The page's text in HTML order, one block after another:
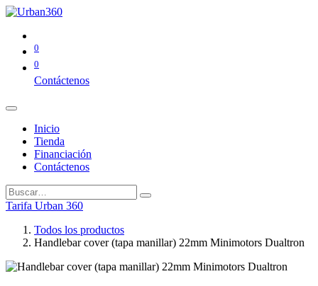
0
0
Contáctenos
Inicio
Tienda
Financiación
Contáctenos
Tarifa Urban 360
Todos los productos
Handlebar cover (tapa manillar) 22mm Minimotors Dualtron